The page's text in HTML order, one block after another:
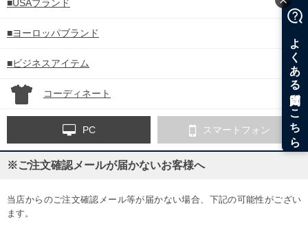
■USAブランド
■ヨーロッパブランド
■ビジネスアイテム
コーディネート
PC スマートフォン
※ご注文確認メールが届かないお客様へ
当店からのご注文確認メール等が届かない場合、下記の可能性がござい
ます。